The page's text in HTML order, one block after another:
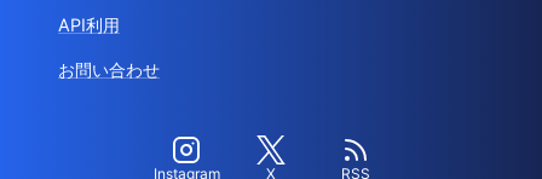
API利用
お問い合わせ
Instagram X RSS